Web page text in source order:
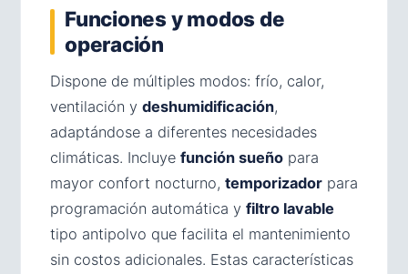
Funciones y modos de
operación
Dispone de múltiples modos: frío, calor,
ventilación y deshumidificación,
adaptándose a diferentes necesidades
climáticas. Incluye función sueño para
mayor confort nocturno, temporizador para
programación automática y filtro lavable
tipo antipolvo que facilita el mantenimiento
sin costos adicionales. Estas características